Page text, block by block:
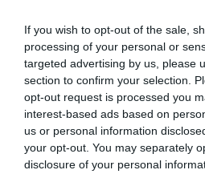
If you wish to opt-out of the sale,
processing of your personal or
targeted advertising by us, please
section to confirm your selection.
opt-out request is processed you
interest-based ads based on
us or personal information
your opt-out. You may separately
disclosure of your personal
σχήματος
επιχειρήσεων της
Με στόχο τη συνεχή και
τοπικών κοινωνιών και
από τις καταστροφικές
του 2023 στην Περιφερειακή
σήμερα, Πέμπτη 6 Αυγ...